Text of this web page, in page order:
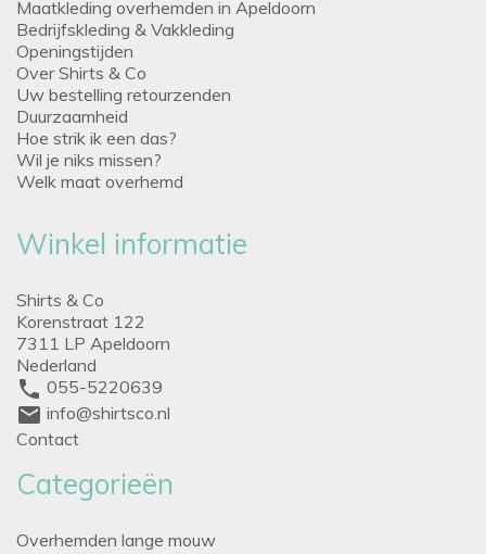
Maatkleding overhemden in Apeldoorn
Bedrijfskleding & Vakkleding
Openingstijden
Over Shirts & Co
Uw bestelling retourzenden
Duurzaamheid
Hoe strik ik een das?
Wil je niks missen?
Welk maat overhemd
Winkel informatie
Shirts & Co
Korenstraat 122
7311 LP Apeldoorn
Nederland
phone 055-5220639
mail info@shirtsco.nl
Contact
Categorieën
Overhemden lange mouw